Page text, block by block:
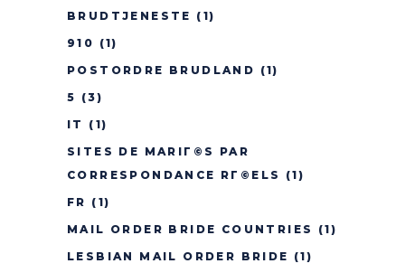
BRUDTJENESTE (1)
910 (1)
POSTORDRE BRUDLAND (1)
5 (3)
IT
(1)
SITES DE MARIГ©S PAR
CORRESPONDANCE RГ©ELS
(1)
FR (1)
MAIL ORDER BRIDE COUNTRIES
(1)
LESBIAN MAIL ORDER BRIDE (1)